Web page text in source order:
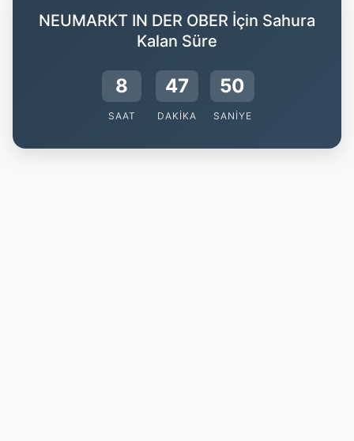
NEUMARKT IN DER OBER İçin Sahura
Kalan Süre
8
SAAT
47
DAKIKA
50
SANIYE